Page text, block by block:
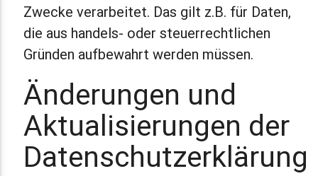
Zwecke verarbeitet. Das gilt z.B. für Daten,
die aus handels- oder steuerrechtlichen
Gründen aufbewahrt werden müssen.
Änderungen und
Aktualisierungen der
Datenschutzerklärung